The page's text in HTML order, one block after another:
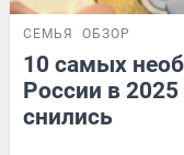
СЕМЬЯ ОБЗОР
10 самых
России в
снились